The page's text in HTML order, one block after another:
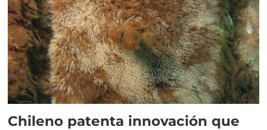
Chileno patenta innovación que